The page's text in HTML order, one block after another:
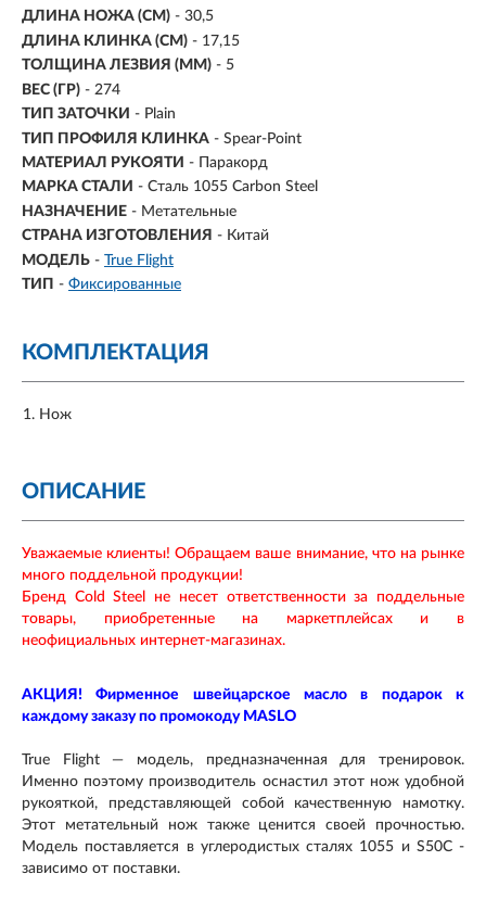
ДЛИНА НОЖА (СМ) - 30,5
ДЛИНА КЛИНКА (СМ) - 17,15
ТОЛЩИНА ЛЕЗВИЯ (ММ) - 5
ВЕС (ГР) - 274
ТИП ЗАТОЧКИ - Plain
ТИП ПРОФИЛЯ КЛИНКА - Spear-Point
МАТЕРИАЛ РУКОЯТИ - Паракорд
МАРКА СТАЛИ - Сталь 1055 Carbon Steel
НАЗНАЧЕНИЕ - Метательные
СТРАНА ИЗГОТОВЛЕНИЯ - Китай
МОДЕЛЬ - True Flight
ТИП - Фиксированные
КОМПЛЕКТАЦИЯ
Нож
ОПИСАНИЕ
Уважаемые клиенты! Обращаем ваше внимание, что на рынке
много поддельной продукции!
Бренд Cold Steel не несет ответственности за поддельные
товары, приобретенные на маркетплейсах и в
неофициальных интернет-магазинах.
АКЦИЯ! Фирменное швейцарское масло в подарок к
каждому заказу по промокоду MASLO
True Flight — модель, предназначенная для тренировок.
Именно поэтому производитель оснастил этот нож удобной
рукояткой, представляющей собой качественную намотку.
Этот метательный нож также ценится своей прочностью.
Модель поставляется в углеродистых сталях 1055 и S50C -
зависимо от поставки.